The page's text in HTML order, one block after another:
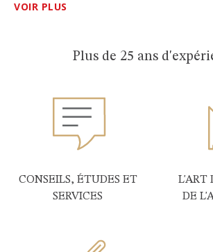
VOIR PLUS
Plus de 25 ans
CONSEILS, ÉTUDES ET
SERVICES
L'ART
DE